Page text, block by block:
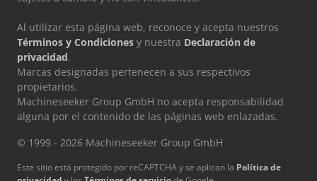
Al utilizar esta página web, reconoce y acepta nuestros
Términos y Condiciones y nuestra Declaración de
privacidad.
Marcas designadas pertenecen a sus respectivos
propietarios.
Machineseeker Group GmbH no acepta responsabilidad
alguna por el contenido de las páginas web enlazadas.
© 1999 - 2026 Machineseeker Group GmbH
Este sitio está protegido por reCAPTCHA y se aplican la Política de